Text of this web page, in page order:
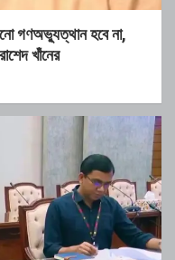
গণঅভ্যুত্থান হবে না,
খাঁনের